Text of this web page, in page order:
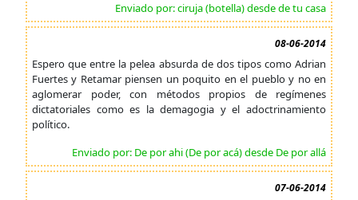
Enviado por: ciruja (botella) desde de tu casa
08-06-2014
Espero que entre la pelea absurda de dos tipos como Adrian
Fuertes y Retamar piensen un poquito en el pueblo y no en
aglomerar poder, con métodos propios de regímenes
dictatoriales como es la demagogia y el adoctrinamiento
político.
Enviado por: De por ahi (De por acá) desde De por allá
07-06-2014